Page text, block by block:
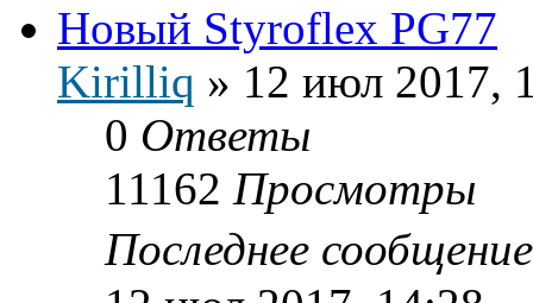
Новый Styroflex PG77
Kirilliq » 12 июл 2017,
0 Ответы
11162 Просмотры
Последнее